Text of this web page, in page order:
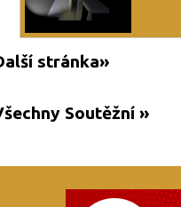
stránka»
Soutěžní »